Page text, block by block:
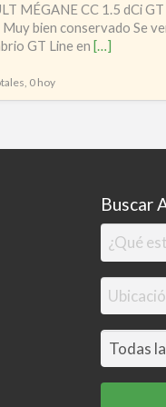
MÉGANE CC 1.5 dCi
Muy bien conservado Se
GT Line en […]
0 hoy
Buscar